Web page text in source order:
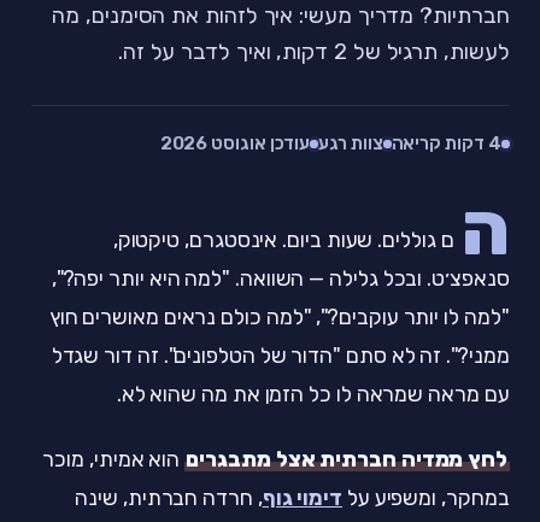
חברתיות? מדריך מעשי: איך לזהות את הסימנים, מה
לעשות, תרגיל של 2 דקות, ואיך לדבר על זה.
4 דקות קריאה צוות רגע עודכן אוגוסט 2026
ה ם גוללים. שעות ביום. אינסטגרם, טיקטוק,
סנאפצ׳ט. ובכל גלילה — השוואה. "למה היא יותר יפה?",
"למה לו יותר עוקבים?", "למה כולם נראים מאושרים חוץ
ממני?". זה לא סתם "הדור של הטלפונים". זה דור שגדל
עם מראה שמראה לו כל הזמן את מה שהוא לא.
לחץ ממדיה חברתית אצל מתבגריםהוא אמיתי, מוכר
במחקר, ומשפיע על דימוי גוף, חרדה חברתית, שינה